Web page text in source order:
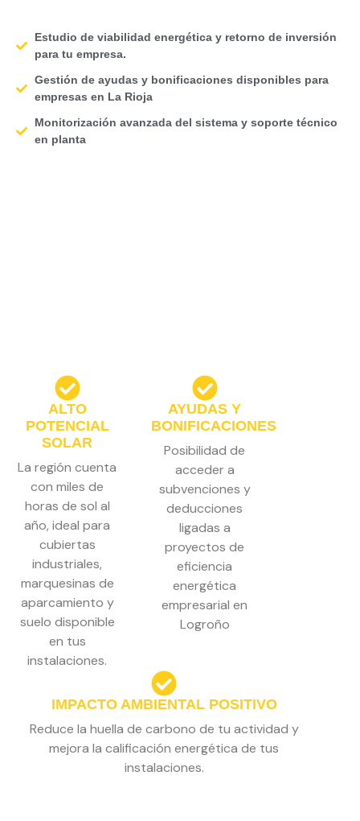
Estudio de viabilidad energética y retorno de inversión
para tu empresa.
Gestión de ayudas y bonificaciones disponibles para
empresas en La Rioja
Monitorización avanzada del sistema y soporte técnico
en planta
ALTO
POTENCIAL
SOLAR
La región cuenta
con miles de
horas de sol al
año, ideal para
cubiertas
industriales,
marquesinas de
aparcamiento y
suelo disponible
en tus
instalaciones.
AYUDAS Y
BONIFICACIONES
Posibilidad de
acceder a
subvenciones y
deducciones
ligadas a
proyectos de
eficiencia
energética
empresarial en
Logroño
IMPACTO AMBIENTAL POSITIVO
Reduce la huella de carbono de tu actividad y
mejora la calificación energética de tus
instalaciones.